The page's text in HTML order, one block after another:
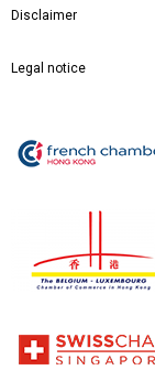
Disclaimer
Legal notice